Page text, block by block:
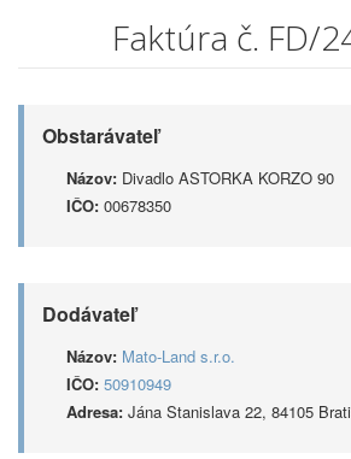
Faktúra č. FD/
Obstarávateľ
Názov: Divadlo ASTORKA KORZO 90
IČO: 00678350
Dodávateľ
Názov: Mato-Land s.r.o.
IČO: 50910949
Adresa: Jána Stanislava 22, 84105